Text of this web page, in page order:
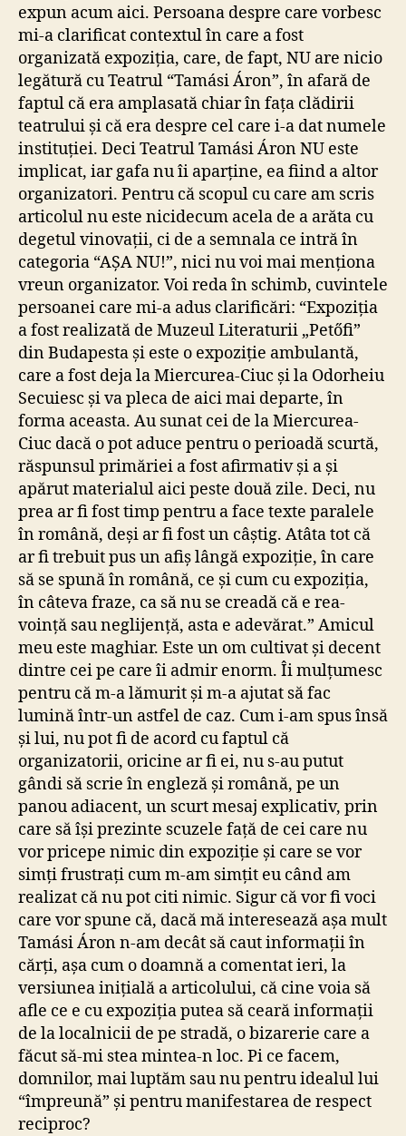
expun acum aici. Persoana despre care vorbesc
mi-a clarificat contextul în care a fost
organizată expoziția, care, de fapt, NU are nicio
legătură cu Teatrul “Tamási Áron”, în afară de
faptul că era amplasată chiar în fața clădirii
teatrului și că era despre cel care i-a dat numele
instituției. Deci Teatrul Tamási Áron NU este
implicat, iar gafa nu îi aparține, ea fiind a altor
organizatori. Pentru că scopul cu care am scris
articolul nu este nicidecum acela de a arăta cu
degetul vinovații, ci de a semnala ce intră în
categoria “AȘA NU!”, nici nu voi mai menționa
vreun organizator. Voi reda în schimb, cuvintele
persoanei care mi-a adus clarificări: “Expoziția
a fost realizată de Muzeul Literaturii „Petőfi”
din Budapesta și este o expoziție ambulantă,
care a fost deja la Miercurea-Ciuc și la Odorheiu
Secuiesc și va pleca de aici mai departe, în
forma aceasta. Au sunat cei de la Miercurea-
Ciuc dacă o pot aduce pentru o perioadă scurtă,
răspunsul primăriei a fost afirmativ și a și
apărut materialul aici peste două zile. Deci, nu
prea ar fi fost timp pentru a face texte paralele
în română, deși ar fi fost un câștig. Atâta tot că
ar fi trebuit pus un afiș lângă expoziție, în care
să se spună în română, ce și cum cu expoziția,
în câteva fraze, ca să nu se creadă că e rea-
voință sau neglijență, asta e adevărat.” Amicul
meu este maghiar. Este un om cultivat și decent
dintre cei pe care îi admir enorm. Îi mulțumesc
pentru că m-a lămurit și m-a ajutat să fac
lumină într-un astfel de caz. Cum i-am spus însă
și lui, nu pot fi de acord cu faptul că
organizatorii, oricine ar fi ei, nu s-au putut
gândi să scrie în engleză și română, pe un
panou adiacent, un scurt mesaj explicativ, prin
care să își prezinte scuzele față de cei care nu
vor pricepe nimic din expoziție și care se vor
simți frustrați cum m-am simțit eu când am
realizat că nu pot citi nimic. Sigur că vor fi voci
care vor spune că, dacă mă interesează așa mult
Tamási Áron n-am decât să caut informații în
cărți, așa cum o doamnă a comentat ieri, la
versiunea inițială a articolului, că cine voia să
afle ce e cu expoziția putea să ceară informații
de la localnicii de pe stradă, o bizarerie care a
făcut să-mi stea mintea-n loc. Pi ce facem,
domnilor, mai luptăm sau nu pentru idealul lui
“împreună” și pentru manifestarea de respect
reciproc?